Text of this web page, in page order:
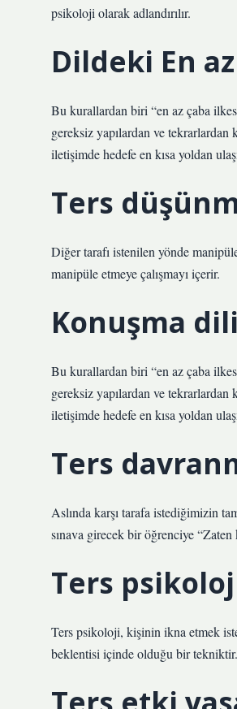
psikoloji olarak adlandırılır.
Dildeki En
Bu kurallardan biri “en az çaba
gereksiz yapılardan ve
iletişimde hedefe en kısa yoldan
Ters
Diğer tarafı istenilen yönde
manipüle etmeye çalışmayı içerir.
Konuşma
Bu kurallardan biri “en az çaba
gereksiz yapılardan ve
iletişimde hedefe en kısa yoldan
Ters
Aslında karşı tarafa istediğimizin
sınava girecek bir öğrenciye
Ters
Ters psikoloji, kişinin ikna etmek
beklentisi içinde olduğu bir tekniktir.